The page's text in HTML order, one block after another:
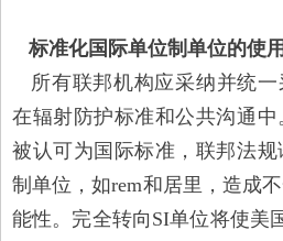
标准化国际单位制单位的使用
所有联邦机构应采纳并统一
在辐射防护标准和公共沟通
被认可为国际标准，联邦法
制单位，如rem和居里，造成
能性。完全转向SI单位将使美